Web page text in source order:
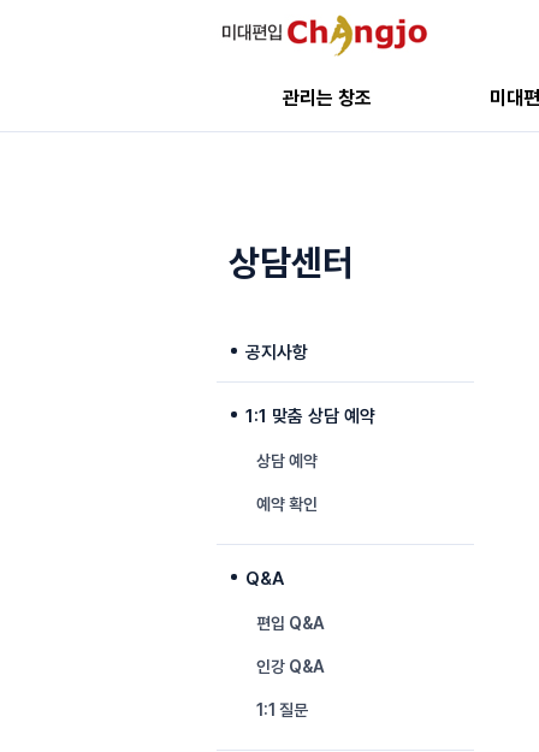
관리는 창조 미대
상담센터
공지사항
1:1 맞춤 상담 예약
상담 예약
예약 확인
Q&A
편입 Q&A
인강 Q&A
1:1 질문